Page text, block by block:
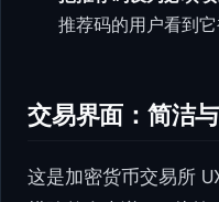
推荐码的用户看到
交易界面：简洁
这是加密货币交易所